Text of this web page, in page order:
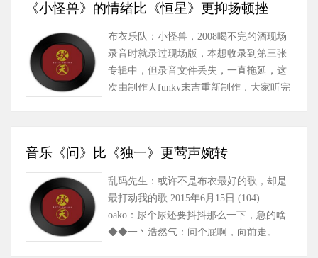
《小怪兽》的情绪比《恒星》更抑扬顿挫
布衣乐队：小怪兽，2008喝不完的酒现场
录音时就录过现场版，本想收录到第三张
专辑中，但录音文件丢失，一直拖延，这
次由制作人funky末吉重新制作，大家听完
音乐《问》比《独一》更莺声婉转
乱码先生：或许不是布衣最好的歌，却是
最打动我的歌 2015年6月15日 (104)|
oako：尿个尿还要抖抖那么一下，急的啥
◆◆一丶浩然气：问个屁啊，向前走。